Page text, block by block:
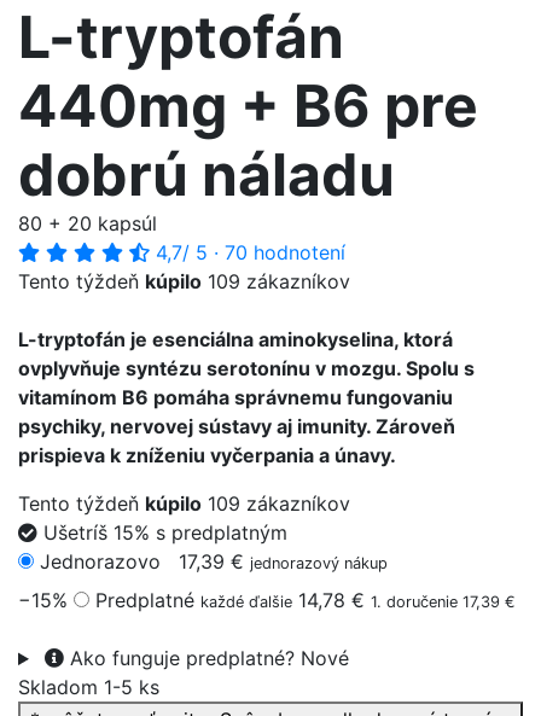
L-tryptofán
440mg + B6 pre
dobrú náladu
80 + 20 kapsúl
4,7/ 5 · 70 hodnotení
Tento týždeň kúpilo 109 zákazníkov
L-tryptofán je esenciálna aminokyselina, ktorá
ovplyvňuje syntézu serotonínu v mozgu. Spolu s
vitamínom B6 pomáha správnemu fungovaniu
psychiky, nervovej sústavy aj imunity. Zároveň
prispieva k zníženiu vyčerpania a únavy.
Tento týždeň kúpilo 109 zákazníkov
Ušetríš 15% s predplatným
Jednorazovo
17,39 € jednorazový nákup
−15% Predplatné každé ďalšie 14,78 € 1. doručenie 17,39 €
Ako funguje predplatné? Nové
Skladom 1-5 ks